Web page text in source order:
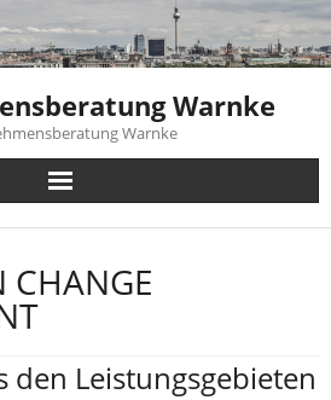
Warnke
Warnke
CHANGE
den Leistungsgebieten